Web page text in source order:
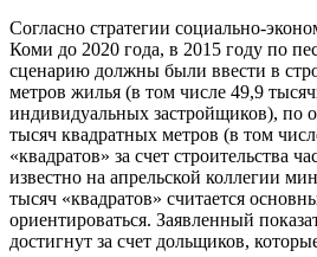
Согласно стратегии социально-
Коми до 2020 года, в 2015 году по
сценарию должны были ввести в
метров жилья (в том числе 49,9
индивидуальных застройщиков), по
тысяч квадратных метров (в том
«квадратов» за счет строительства
известно на апрельской коллегии
тысяч «квадратов» считается
ориентироваться. Заявленный
достигнут за счет дольщиков,